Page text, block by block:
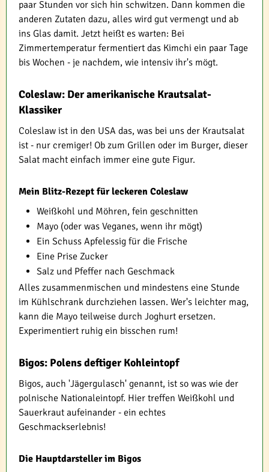
paar Stunden vor sich hin schwitzen. Dann kommen die
anderen Zutaten dazu, alles wird gut vermengt und ab
ins Glas damit. Jetzt heißt es warten: Bei
Zimmertemperatur fermentiert das Kimchi ein paar Tage
bis Wochen - je nachdem, wie intensiv ihr's mögt.
Coleslaw: Der amerikanische Krautsalat-
Klassiker
Coleslaw ist in den USA das, was bei uns der Krautsalat
ist - nur cremiger! Ob zum Grillen oder im Burger, dieser
Salat macht einfach immer eine gute Figur.
Mein Blitz-Rezept für leckeren Coleslaw
Weißkohl und Möhren, fein geschnitten
Mayo (oder was Veganes, wenn ihr mögt)
Ein Schuss Apfelessig für die Frische
Eine Prise Zucker
Salz und Pfeffer nach Geschmack
Alles zusammenmischen und mindestens eine Stunde
im Kühlschrank durchziehen lassen. Wer's leichter mag,
kann die Mayo teilweise durch Joghurt ersetzen.
Experimentiert ruhig ein bisschen rum!
Bigos: Polens deftiger Kohleintopf
Bigos, auch 'Jägergulasch' genannt, ist so was wie der
polnische Nationaleintopf. Hier treffen Weißkohl und
Sauerkraut aufeinander - ein echtes
Geschmackserlebnis!
Die Hauptdarsteller im Bigos